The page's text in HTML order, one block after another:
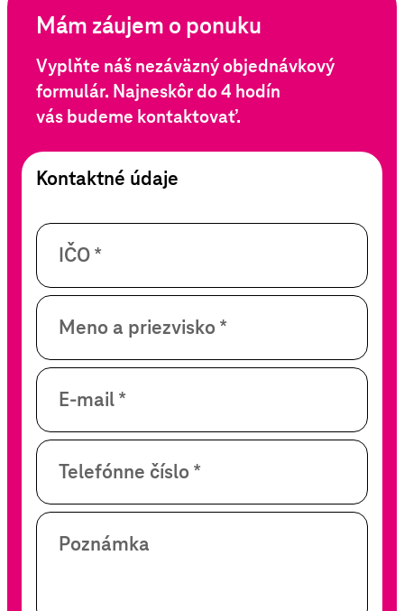
Mám záujem o ponuku
Vyplňte náš nezáväzný objednávkový
formulár. Najneskôr do 4 hodín
vás budeme kontaktovať.
Kontaktné údaje
IČO *
Meno a priezvisko *
E-mail *
Telefónne číslo *
Poznámka